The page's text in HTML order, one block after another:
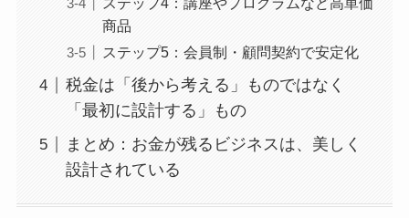
商品
ステップ5：会員制・顧問契約で安定化
税金は「後から考える」ものではなく
「最初に設計する」もの
まとめ：お金が残るビジネスは、美しく
設計されている